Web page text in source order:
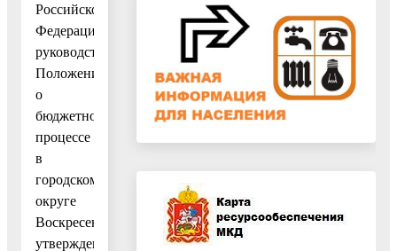
Российской
Федерации»,
руководствуясь
Положением
о
бюджетном
процессе
в
городском
округе
Воскресенск,
утвержденным